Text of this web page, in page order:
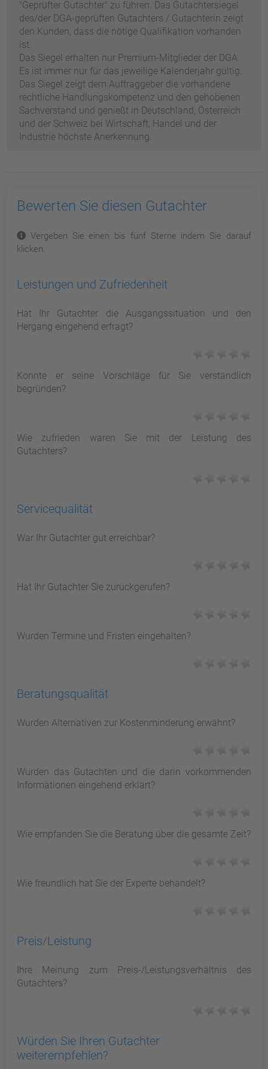
"Geprüfter Gutachter" zu führen. Das Gutachtersiegel
des/der DGA-geprüften Gutachters / Gutachterin zeigt
den Kunden, dass die nötige Qualifikation vorhanden
ist.
Das Siegel erhalten nur Premium-Mitglieder der DGA.
Es ist immer nur für das jeweilige Kalenderjahr gültig.
Das Siegel zeigt dem Auftraggeber die vorhandene
rechtliche Handlungskompetenz und den gehobenen
Sachverstand und genießt in Deutschland, Österreich
und der Schweiz bei Wirtschaft, Handel und der
Industrie höchste Anerkennung.
Bewerten Sie diesen Gutachter
Vergeben Sie einen bis fünf Sterne indem Sie darauf
klicken.
Leistungen und Zufriedenheit
Hat Ihr Gutachter die Ausgangssituation und den
Hergang eingehend erfragt?
Konnte er seine Vorschläge für Sie verständlich
begründen?
Wie zufrieden waren Sie mit der Leistung des
Gutachters?
Servicequalität
War Ihr Gutachter gut erreichbar?
Hat Ihr Gutachter Sie zurückgerufen?
Wurden Termine und Fristen eingehalten?
Beratungsqualität
Wurden Alternativen zur Kostenminderung erwähnt?
Wurden das Gutachten und die darin vorkommenden
Informationen eingehend erklärt?
Wie empfanden Sie die Beratung über die gesamte Zeit?
Wie freundlich hat Sie der Experte behandelt?
Preis/Leistung
Ihre Meinung zum Preis-/Leistungsverhältnis des
Gutachters?
Würden Sie Ihren Gutachter
weiterempfehlen?